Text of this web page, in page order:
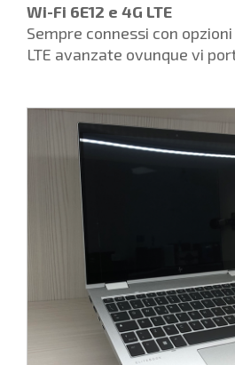
Wi-Fi 6E12 e 4G LTE
Sempre connessi con opzioni
LTE avanzate ovunque vi